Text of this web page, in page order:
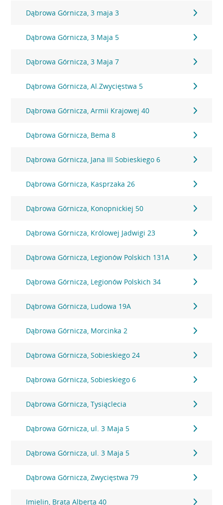
Dąbrowa Górnicza, 3 maja 3
Dąbrowa Górnicza, 3 Maja 5
Dąbrowa Górnicza, 3 Maja 7
Dąbrowa Górnicza, Al.Zwycięstwa 5
Dąbrowa Górnicza, Armii Krajowej 40
Dąbrowa Górnicza, Bema 8
Dąbrowa Górnicza, Jana III Sobieskiego 6
Dąbrowa Górnicza, Kasprzaka 26
Dąbrowa Górnicza, Konopnickiej 50
Dąbrowa Górnicza, Królowej Jadwigi 23
Dąbrowa Górnicza, Legionów Polskich 131A
Dąbrowa Górnicza, Legionów Polskich 34
Dąbrowa Górnicza, Ludowa 19A
Dąbrowa Górnicza, Morcinka 2
Dąbrowa Górnicza, Sobieskiego 24
Dąbrowa Górnicza, Sobieskiego 6
Dąbrowa Górnicza, Tysiąclecia
Dąbrowa Górnicza, ul. 3 Maja 5
Dąbrowa Górnicza, ul. 3 Maja 5
Dąbrowa Górnicza, Zwycięstwa 79
Imielin, Brata Alberta 40